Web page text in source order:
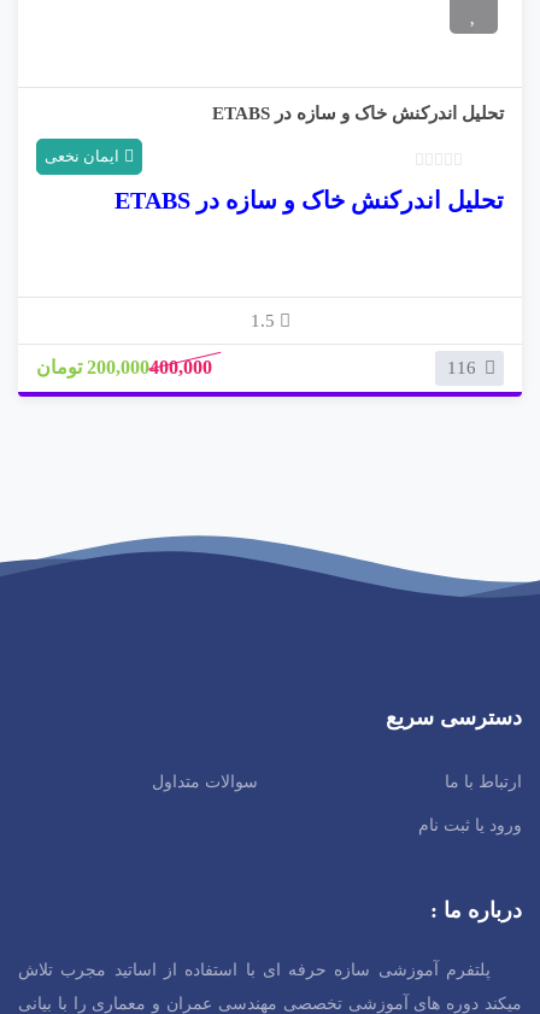
تحلیل اندرکنش خاک و سازه در ETABS
د
ایمان نخعی
تحلیل اندرکنش خاک و سازه در ETABS
116
400,000200,000 تومان
دسترسی سریع
ارتباط با ما سوالات متداول
ورود یا ثبت نام
درباره ما :
پلتفرم آموزشی سازه حرفه ای با استفاده از اساتید مجرب تلاش
میکند دوره های آموزشی تخصصی مهندسی عمران و معماری را با بیانی